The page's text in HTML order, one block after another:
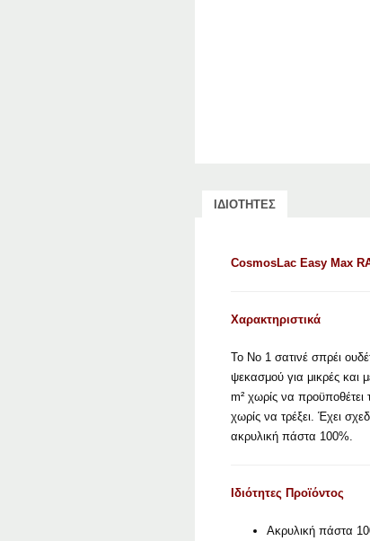
ΙΔΙΟΤΗΤΕΣ
CosmosLac Easy Max
Χαρακτηριστικά
Το Νο 1 σατινέ σπρέι
ψεκασμού για μικρές και
m² χωρίς να
χωρίς να τρέξει. Έχει
ακρυλική πάστα 100%.
Ιδιότητες Προϊόντος
Ακρυλική πάστα